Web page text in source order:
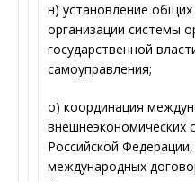
н) установление
организации системы
государственной
самоуправления;
о) координация
внешнеэкономических
Российской
международных